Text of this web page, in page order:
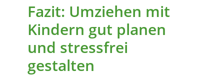
Fazit: Umziehen mit
Kindern gut planen
und stressfrei
gestalten